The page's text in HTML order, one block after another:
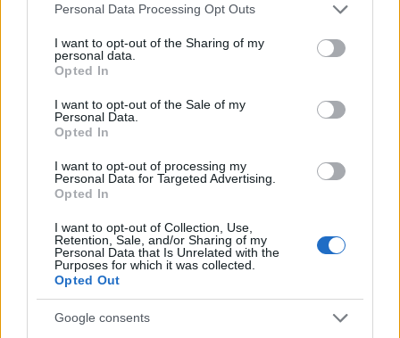
Please note that this website/app uses one or more Google
not limited to your visit or usage behaviour. You may click to
grant or deny consent to Google and its third-party tags to
use your data for below specified purposes in below Google
consent section.
Personal Data Processing Opt Outs
I want to opt-out of the Sharing of my
personal data.
Opted In
I want to opt-out of the Sale of my
Personal Data.
Opted In
I want to opt-out of processing my
Personal Data for Targeted Advertising.
Opted In
I want to opt-out of Collection, Use,
Retention, Sale, and/or Sharing of my
Personal Data that Is Unrelated with the
Purposes for which it was collected.
Opted Out
Google consents
energiánkat (vagy lefordítva: olyan tényezők miatt
bosszankodunk, aggódunk, esetleg olyanoktól
várjuk a csodát), amire nincs ráhatásunk! Mindig
lesznek gátló körülmények, minket nem támogató
emberek, váratlan akadályok, ezekkel azonban nem
tudunk mit tenni.
Fókuszálj tehát arra, ami a hatáskörödben van
amit a jelenlegi lehetőségeid megengednek
számodra. Bármikor, amikor úgy érzed, hiábavalóak
visszatérned ehhez a ponthoz, és ránézned, vajon
tényleg azon a mezsgyén mozogsz-e, ahol változást
érhetsz el.
4. Cselekedj